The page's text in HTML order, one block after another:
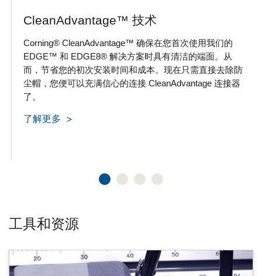
CleanAdvantage™ 技术
Corning® CleanAdvantage™ 确保在您首次使用我们的
EDGE™ 和 EDGE8® 解决方案时具有清洁的端面。从
而，节省您的初次安装时间和成本。现在只需直接去除防
尘帽，您便可以充满信心的连接 CleanAdvantage 连接器
了。
了解更多
工具和资源